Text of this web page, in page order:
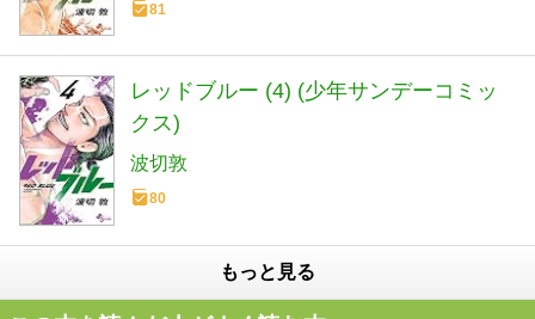
81
レッドブルー (4) (少年サンデーコミッ
クス)
波切敦
80
もっと見る